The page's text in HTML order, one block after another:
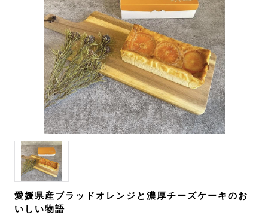
愛媛県産ブラッドオレンジと濃厚チーズケーキのお
いしい物語